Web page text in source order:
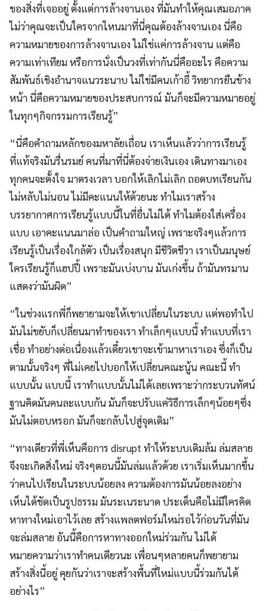
ของสิ่งที่เจออยู่ ตั้งแต่การล้างจานเอง ที่มันทำให้คุณเสมอภาค
ไม่ว่าคุณจะเป็นใครจากไหนมาที่นี่คุณต้องล้างจานเอง นี่คือ
ความหมายของการล้างจานเอง ไม่ใช่แค่การล้างจาน แต่คือ
ความเท่าเทียม หรือการนั่งเป็นวงที่เท่ากันนี่คืออะไร คือความ
สัมพันธ์เชิงอำนาจแนวระนาบ ไม่ใช่มีคนเก้าอี้ วิทยากรยืนข้าง
หน้า นี่คือความหมายของประสบการณ์ มันก็จะมีความหมายอยู่
ในทุกๆกิจกรรมการเรียนรู้”
“นี่คือคำถามหลักของมหาลัยเถื่อน เราเห็นแล้วว่าการเรียนรู้
ที่แท้จริงมันรื่นรมย์ คนที่มาที่นี่ต้องจ่ายเงินเอง เดินทางมาเอง
ทุกคนจะตั้งใจ มาตรงเวลา บอกให้เลิกไม่เลิก ถอดบทเรียนกัน
ไม่หลับไม่นอน ไม่มีคะแนนให้ด้วยนะ ทำไมเราสร้าง
บรรยากาศการเรียนรู้แบบนี้ในที่อื่นไม่ได้ ทำไมต้องใส่เครื่อง
แบบ เอาคะแนนมาล่อ เป็นคำถามใหญ่ เพราะจริงๆแล้วการ
เรียนรู้เป็นเรื่องใกล้ตัว เป็นเรื่องสนุก มีชีวิตชีวา เราเป็นมนุษย์
ใครเรียนรู้ก็แฮปปี้ เพราะมันเบ่งบาน มันเก่งขึ้น ถ้ามันทรมาน
แสดงว่ามันผิด”
“ในช่วงแรกพี่ก็พยายามจะให้เขาเปลี่ยนในระบบ แต่พอทำไป
มันไม่ขยับก็เปลี่ยนมาทำของเรา ทำเล็กๆแบบนี้ ทำแบบที่เรา
เชื่อ ทำอย่างต่อเนื่องแล้วเดี๋ยวเขาจะเข้ามาหาเราเอง ซึ่งก็เป็น
ตามนั้นจริงๆ พี่ไม่เคยไปบอกให้เปลี่ยนคณะนู้น คณะนี้ ทำ
แบบนั้น แบบนี้ เราทำแบบนั้นไม่ได้เลยเพราะว่ากระบวนทัศน์
ฐานคิดมันคนละแบบกัน มันก็จะปรับแค่วิธีการเล็กๆน้อยๆซึ่ง
มันไม่ตอบหรอก มันก็จะกลับไปสู่จุดเดิม”
“ทางเดียวที่พี่เห็นคือการ disrupt ทำให้ระบบเดิมล้ม ล่มสลาย
จึงจะเกิดสิ่งใหม่ จริงๆตอนนี้มันล่มแล้วด้วย เราเริ่มเห็นมากขึ้น
ว่าคนไปเรียนในระบบน้อยลง ความต้องการมันน้อยลงอย่าง
เห็นได้ชัดเป็นรูปธรรม มันระเนระนาด ประเด็นคือไม่มีใครคิด
หาทางใหม่เอาไว้เลย สร้างแพลตฟอร์มใหม่รอไว้ก่อนวันที่มัน
จะล่มสลาย อันนี้คือการหาทางออกใหม่ร่วมกัน ไม่ได้
หมายความว่าเราทำคนเดียวนะ เพื่อนๆหลายคนก็พยายาม
สร้างสิ่งนี้อยู่ คุยกันว่าเราจะสร้างพื้นที่ใหม่แบบนี้ร่วมกันได้
อย่างไร”